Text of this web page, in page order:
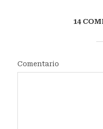
14
Comentario